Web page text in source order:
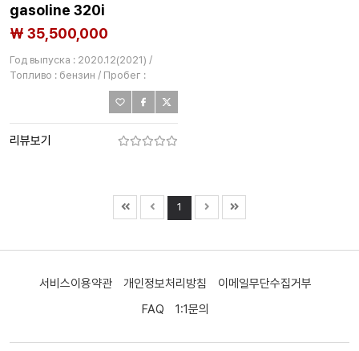
gasoline 320i
₩ 35,500,000
Год выпуска : 2020.12(2021) /
Топливо : бензин / Пробег :
리뷰보기
1
서비스이용약관 개인정보처리방침
이메일무단수집거부
FAQ
1:1문의